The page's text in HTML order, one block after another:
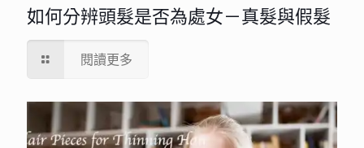
如何分辨頭髮是否為處女－真髮與假髮
閱讀更多